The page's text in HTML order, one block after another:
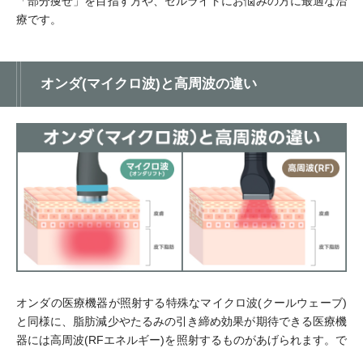
療です。
オンダ(マイクロ波)と高周波の違い
オンダの医療機器が照射する特殊なマイクロ波(クールウェーブ)
と同様に、脂肪減少やたるみの引き締め効果が期待できる医療機
器には高周波(RFエネルギー)を照射するものがあげられます。で